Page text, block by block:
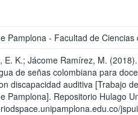
Pamplona - Facultad de Ciencias
E. K.; Jácome Ramírez, M.
de señas colombiana para
discapacidad auditiva [Trabajo
Pamplona]. Repositorio Hulago